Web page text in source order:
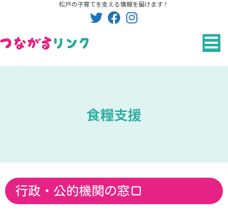
ス
松戸の子育てを支える情報を届けます！
食糧支援
行政・公的機関の窓口